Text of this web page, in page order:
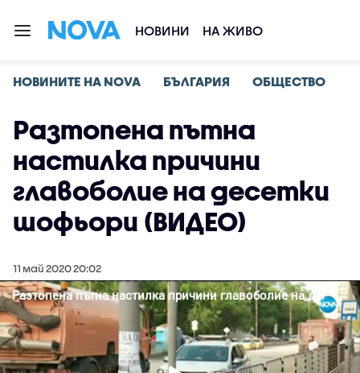
НОВИНИ НА ЖИВО
НОВИНИТЕ НА NOVA БЪЛГАРИЯ ОБЩЕСТВО
Разтопена пътна
настилка причини
главоболие на десетки
шофьори (ВИДЕО)
11 май 2020 20:02